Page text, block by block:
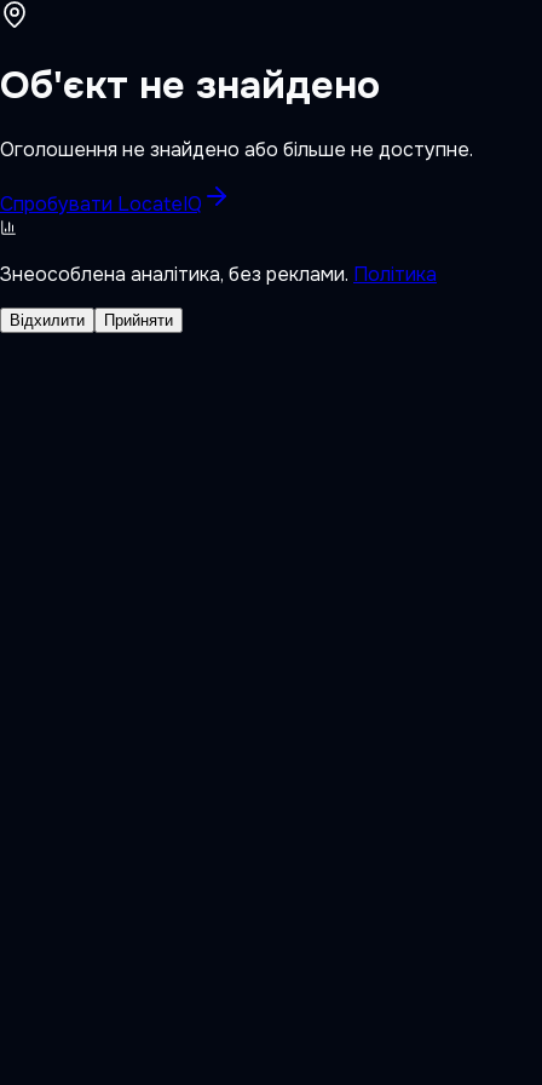
Об'єкт не знайдено
Оголошення не знайдено або більше не доступне.
Спробувати LocateIQ
Знеособлена аналітика, без реклами. Політика
Відхилити Прийняти